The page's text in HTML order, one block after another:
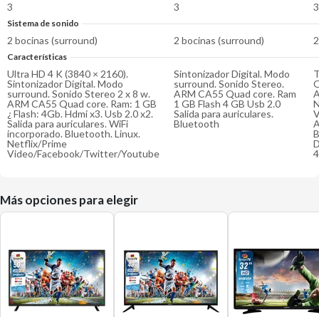
3 3 3
Sistema de sonido
2 bocinas (surround) 2 bocinas (surround)
Características
Ultra HD 4 K (3840 × 2160).
Sintonizador Digital. Modo
surround. Sonido Stereo 2 x 8 w.
ARM CA55 Quad core. Ram: 1 GB
¿ Flash: 4Gb. Hdmi x3. Usb 2.0 x2.
Salida para auriculares. WiFi
incorporado. Bluetooth. Linux.
Netflix/Prime
Video/Facebook/Twitter/Youtube
Sintonizador Digital. Modo
surround. Sonido Stereo.
ARM CA55 Quad core. Ram
1 GB Flash 4 GB Usb 2.0
Salida para auriculares.
Bluetooth
Más opciones para elegir